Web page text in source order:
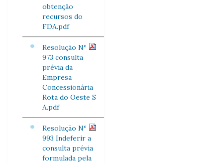
obtenção
recursos do
FDA.pdf
Resolução Nº
973 consulta
prévia da
Empresa
Concessionária
Rota do Oeste S
A.pdf
Resolução Nº
993 Indeferir a
consulta prévia
formulada pela